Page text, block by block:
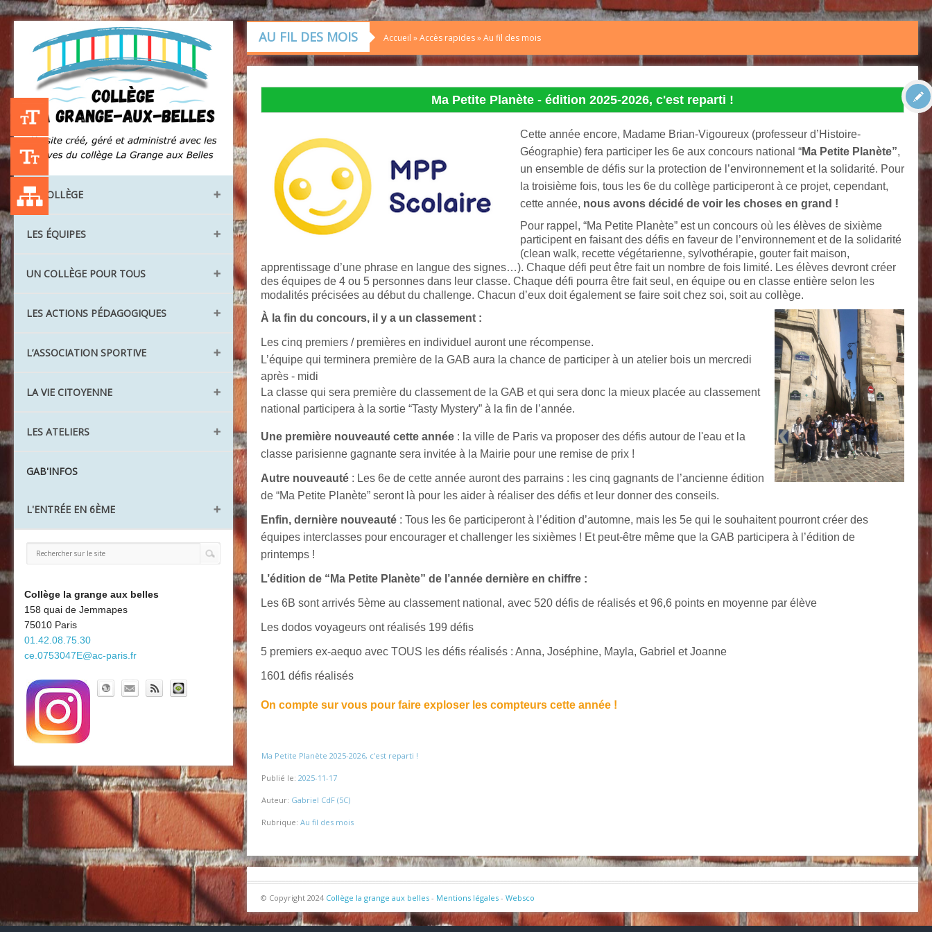
+A
-A
Liste des publications
LE COLLÈGE
Les locaux
Les classes
Le lexique
LES ÉQUIPES
Direction et administration
Santé Action sociale
UN COLLÈGE POUR TOUS
Les aménagements
Les UPE2A
LES ACTIONS PÉDAGOGIQUES
Le Réseau REP
Action collégien
Projets
L’ASSOCIATION SPORTIVE
AS Ping Pong
AS Badminton
LA VIE CITOYENNE
Les Délégués
Les éco-délégués
LES ATELIERS
L'atelier théâtre
L'atelier Être bien
L'atelier jardinage
La Redac
Board'Gab
Clubs maths
GAB'INFOS
L'ENTRÉE EN 6ÈME
Préparer ma rentrée
Découvrir le collège
Collège la grange aux belles
158 quai de Jemmapes
75010 Paris
01.42.08.75.30
ce.0753047E@ac-paris.fr
AU FIL DES MOIS Accueil »Accès rapides»Au fil des mois
Ma Petite Planète - édition 2025-2026, c'est reparti !
Cette année encore, Madame Brian-Vigoureux (professeur d’Histoire-
Géographie) fera participer les 6e aux concours national “Ma Petite Planète”,
un ensemble de défis sur la protection de l’environnement et la solidarité. Pour
la troisième fois, tous les 6e du collège participeront à ce projet, cependant,
cette année, nous avons décidé de voir les choses en grand !
Pour rappel, “Ma Petite Planète” est un concours où les élèves de sixième
participent en faisant des défis en faveur de l’environnement et de la solidarité
(clean walk, recette végétarienne, sylvothérapie, gouter fait maison,
apprentissage d’une phrase en langue des signes…). Chaque défi peut être fait un nombre de fois limité. Les élèves devront créer
des équipes de 4 ou 5 personnes dans leur classe. Chaque défi pourra être fait seul, en équipe ou en classe entière selon les
modalités précisées au début du challenge. Chacun d’eux doit également se faire soit chez soi, soit au collège.
À la fin du concours, il y a un classement :
Les cinq premiers / premières en individuel auront une récompense.
L’équipe qui terminera première de la GAB aura la chance de participer à un atelier bois un mercredi
après - midi
La classe qui sera première du classement de la GAB et qui sera donc la mieux placée au classement
national participera à la sortie “Tasty Mystery” à la fin de l’année.
Une première nouveauté cette année : la ville de Paris va proposer des défis autour de l'eau et la
classe parisienne gagnante sera invitée à la Mairie pour une remise de prix !
Autre nouveauté : Les 6e de cette année auront des parrains : les cinq gagnants de l’ancienne édition
de “Ma Petite Planète” seront là pour les aider à réaliser des défis et leur donner des conseils.
Enfin, dernière nouveauté : Tous les 6e participeront à l’édition d’automne, mais les 5e qui le souhaitent pourront créer des
équipes interclasses pour encourager et challenger les sixièmes ! Et peut-être même que la GAB participera à l’édition de
printemps !
L’édition de “Ma Petite Planète” de l’année dernière en chiffre :
Les 6B sont arrivés 5ème au classement national, avec 520 défis de réalisés et 96,6 points en moyenne par élève
Les dodos voyageurs ont réalisés 199 défis
5 premiers ex-aequo avec TOUS les défis réalisés : Anna, Joséphine, Mayla, Gabriel et Joanne
1601 défis réalisés
On compte sur vous pour faire exploser les compteurs cette année !
Ma Petite Planète 2025-2026, c'est reparti !
Publié le: 2025-11-17
Auteur: Gabriel CdF (5C)
Rubrique: Au fil des mois
© Copyright 2024 Collège la grange aux belles - Mentions légales - Websco